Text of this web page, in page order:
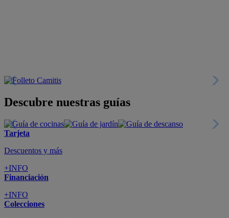
Descubre nuestras guías
Tarjeta
Descuentos y más
+INFO
Financiación
+INFO
Colecciones